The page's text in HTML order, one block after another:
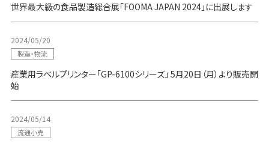
世界最大級の食品製造総合展「FOOMA JAPAN 2024」に出展します
2024/05/20
製造・物流
産業用ラベルプリンター「GP-6100シリーズ」 5月20日（月）より販売開
始
2024/05/14
流通小売